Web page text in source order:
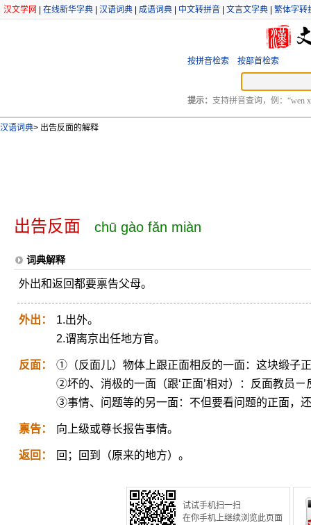
汉文学网 在线新华字典 汉语词典 成语词典 中文转拼音 文言文字典 繁体字转
按拼音检索 按部首检索
提示： 支持拼音查询，例：“wen
汉语词典> 出告反面的解释
出告反面 chū gào fǎn miàn
词典解释
外出和返回都要禀告父母。
外出：
1.出外。
2.谓离京出任地方官。
反面：
①（反面儿）物体上跟正面相反的一面：这块缎子
②坏的、消极的一面（跟‘正面’相对）：反面教员ㄧ
③事情、问题等的另一面：不但要看问题的正面，
禀告： 向上级或尊长报告事情。
返回： 回；回到（原来的地方）。
试试手机扫一扫
在你手机上继续浏览此页面